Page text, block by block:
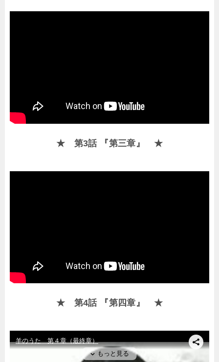
★ 第3話 『第三章』 ★
★ 第4話 『第四章』 ★